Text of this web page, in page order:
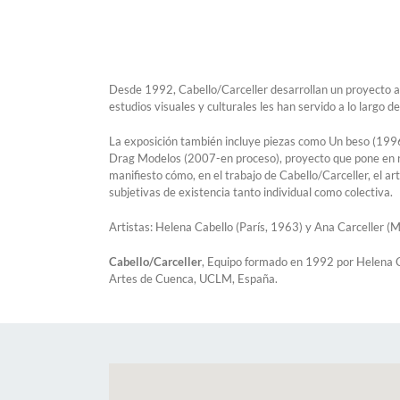
Desde 1992, Cabello/Carceller desarrollan un proyecto
estudios visuales y culturales les han servido a lo largo
La exposición también incluye piezas como Un beso
Drag Modelos (2007-en proceso), proyecto que pone en
manifiesto cómo, en el trabajo de Cabello/Carceller, el
subjetivas de existencia tanto individual como colectiva.
Artistas: Helena Cabello (París, 1963) y Ana Carceller
Cabello/Carceller, Equipo formado en 1992 por Helena
Artes de Cuenca, UCLM, España.